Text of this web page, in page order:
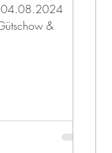
04.08.2024
&